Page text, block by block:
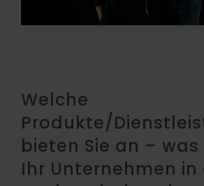
Welche
Produkte/
bieten Sie an –
Ihr Unternehmen in